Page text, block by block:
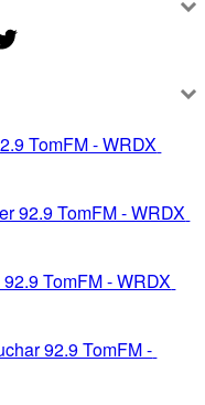
TomFM - WRDX
92.9 TomFM - WRDX
TomFM - WRDX
92.9 TomFM -